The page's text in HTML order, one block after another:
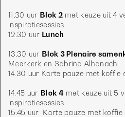
11.30 uur Blok 2 met keuze uit 4
inspiratiesessies
12.30 uur Lunch
13.30 uur Blok 3 Plenaire
Meerkerk en Sabrina Alhanachi
14.30 uur Korte pauze met koffie
14.45 uur Blok 4 met keuze uit 5
inspiratiesessies
15.45 uur  Korte pauze met